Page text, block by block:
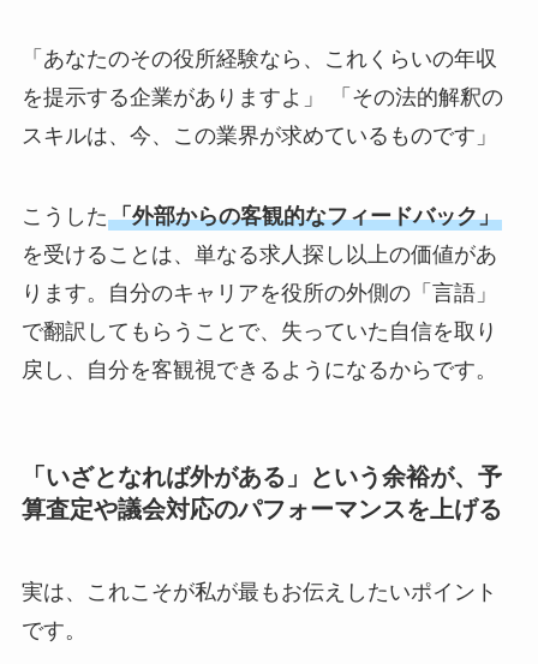
「あなたのその役所経験なら、これくらいの年収
を提示する企業がありますよ」 「その法的解釈の
スキルは、今、この業界が求めているものです」
こうした「外部からの客観的なフィードバック」
を受けることは、単なる求人探し以上の価値があ
ります。自分のキャリアを役所の外側の「言語」
で翻訳してもらうことで、失っていた自信を取り
戻し、自分を客観視できるようになるからです。
「いざとなれば外がある」という余裕が、予
算査定や議会対応のパフォーマンスを上げる
実は、これこそが私が最もお伝えしたいポイント
です。